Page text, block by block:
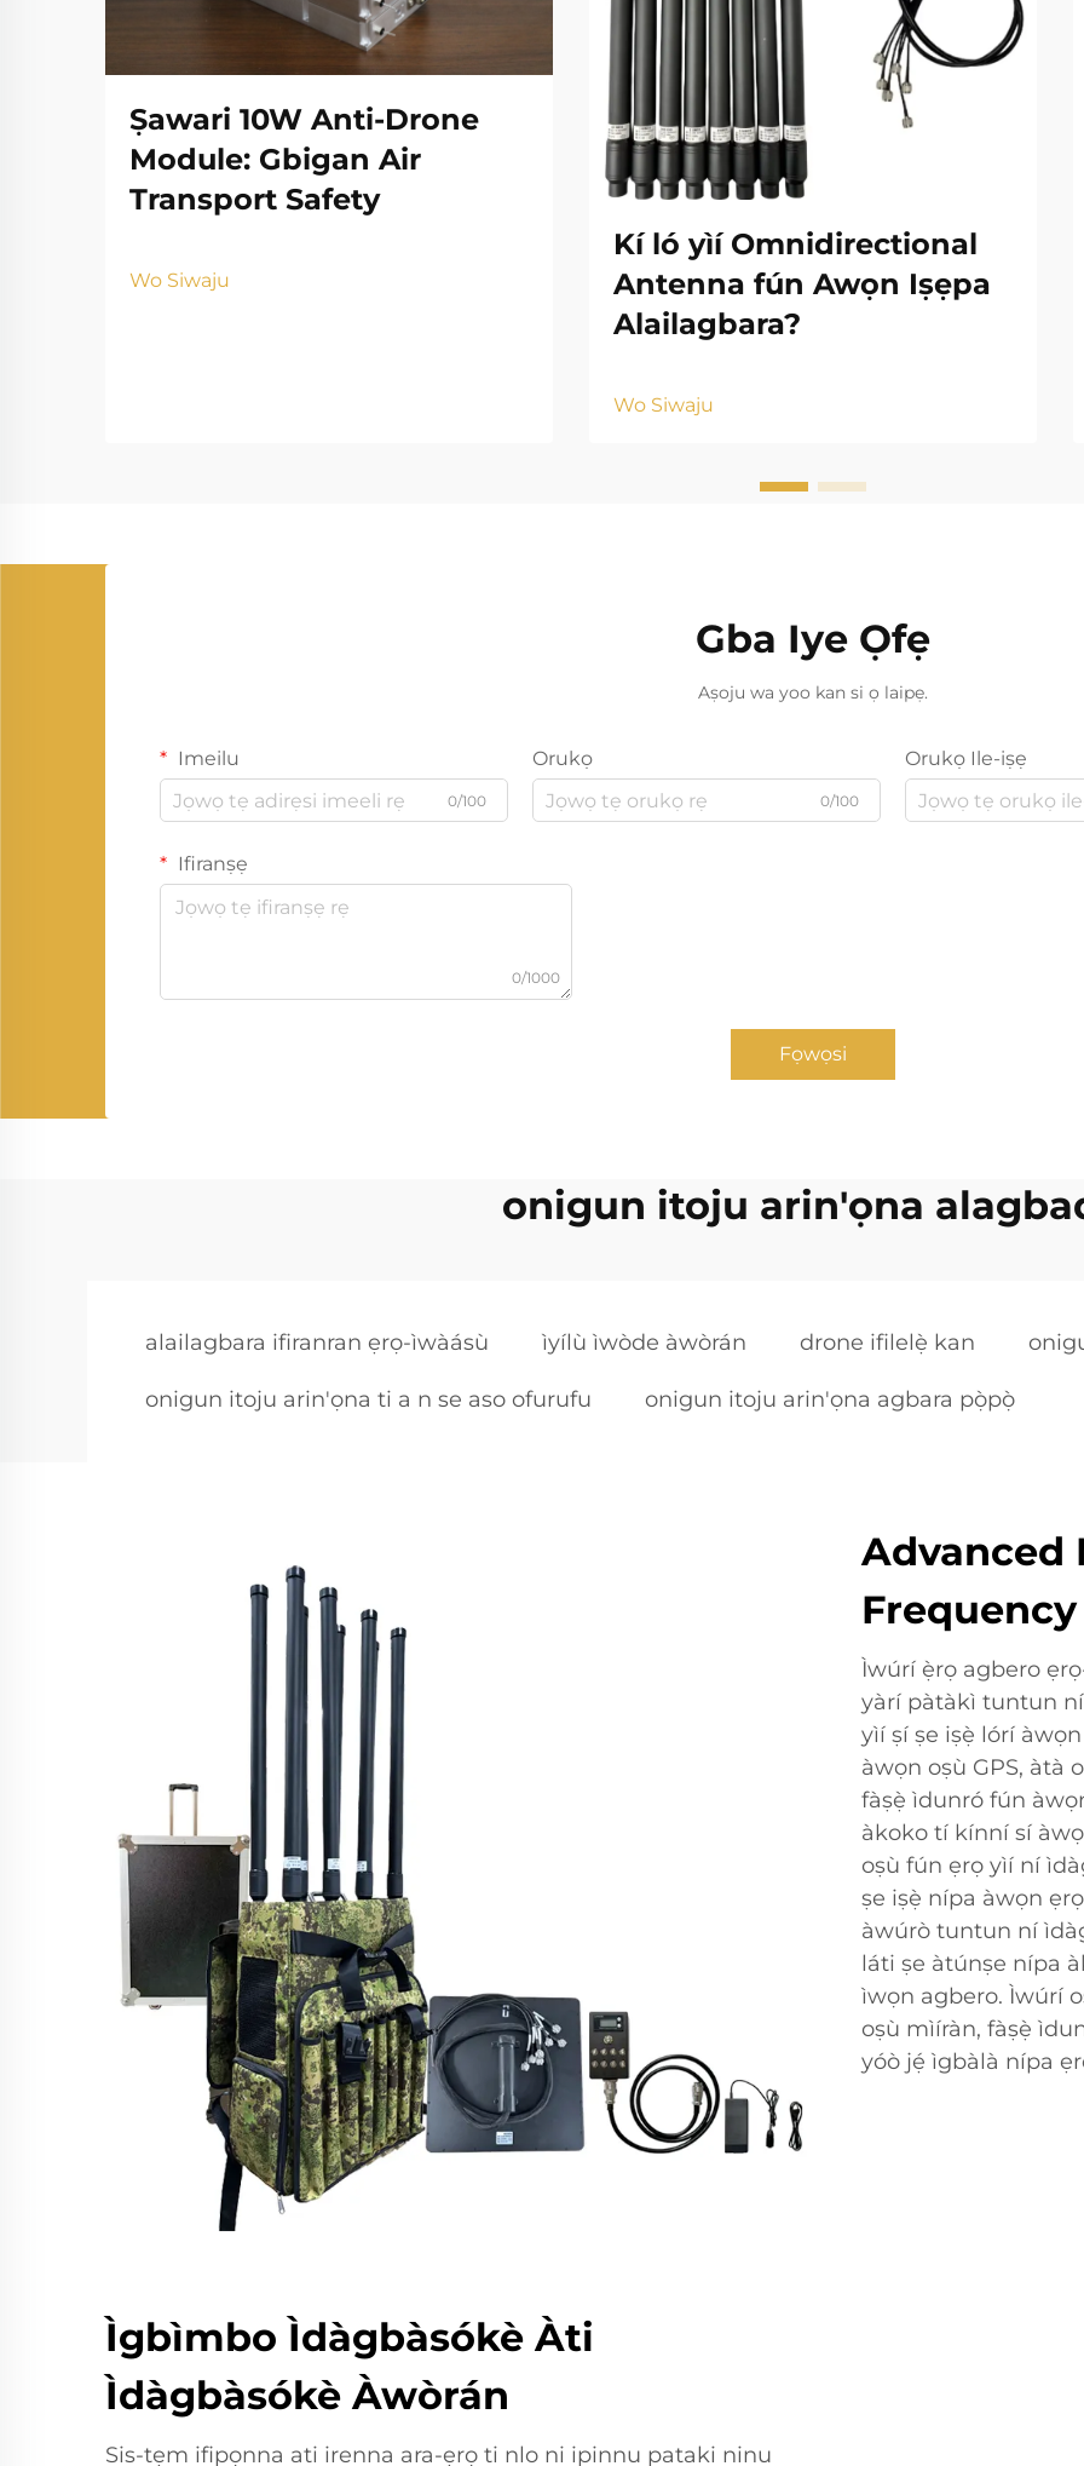
Ṣawari 10W Anti-Drone
Module: Gbigan Air
Transport Safety
Wo Siwaju
Kí ló yìí Omnidirectional
Antenna fún Awọn Iṣẹpa
Alailagbara?
Wo Siwaju
Gba Iye Ọfẹ
Aṣoju wa yoo kan si ọ laipẹ.
Imeilu
0/100
Orukọ
0/100
Orukọ Ile-iṣẹ
Ifiranṣẹ
0/1000
Fọwọsi
onigun itoju arin'ọna
alailagbara ifiranran ẹrọ-ìwàásù ìyílù ìwòde àwòrán drone ifilelẹ̀ kan
onigun itoju arin'ọna ti a n se aso ofurufu onigun itoju arin'ọna agbara pọ̀pọ̀
Advanced
Ìwúrí ẹ̀rọ agbero
yàrí pàtàkì tuntun
yìí ṣí ṣe iṣẹ̀ lórí
àwọn oṣù GPS, àtà
fàṣẹ̀ ìdunró fún
àkoko tí kínní sí
oṣù fún ẹrọ yìí ní
ṣe iṣẹ̀ nípa àwọn
àwúrò tuntun ní
láti ṣe àtúnṣe nípa
ìwọn agbero. Ìwúrí
oṣù mìíràn, fàṣẹ̀
yóò jẹ́ ìgbàlà nípa
Ìgbìmbo Ìdàgbàsókè Àti
Ìdàgbàsókè Àwòrán
Sis-tẹm ifipọnna ati irenna ara-ẹrọ ti nlo ni ipinnu pataki ninu